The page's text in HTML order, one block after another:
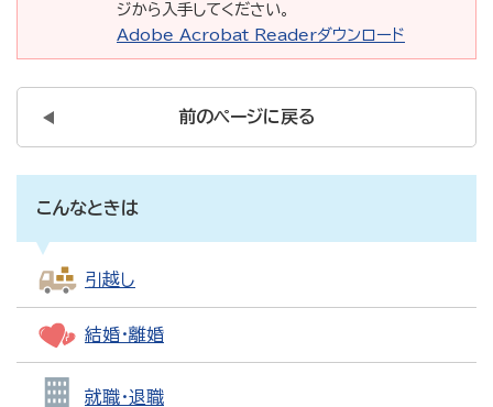
ジから入手してください。
Adobe Acrobat Readerダウンロード
前のページに戻る
こんなときは
引越し
結婚・離婚
就職・退職